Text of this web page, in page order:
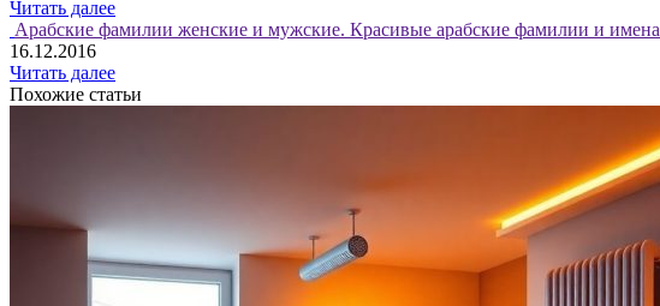
Читать далее
Арабские фамилии женские и мужские. Красивые арабские фамилии и имена
16.12.2016
Читать далее
Похожие статьи